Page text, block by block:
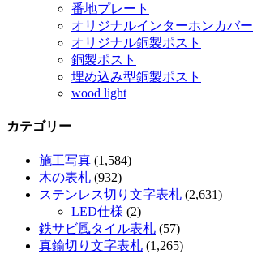
番地プレート
オリジナルインターホンカバー
オリジナル銅製ポスト
銅製ポスト
埋め込み型銅製ポスト
wood light
カテゴリー
施工写真 (1,584)
木の表札 (932)
ステンレス切り文字表札 (2,631)
LED仕様 (2)
鉄サビ風タイル表札 (57)
真鍮切り文字表札 (1,265)